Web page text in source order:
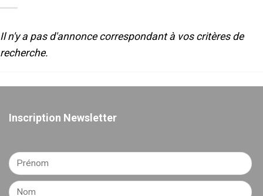
Il n'y a pas d'annonce correspondant à vos critères de
recherche.
Inscription Newsletter